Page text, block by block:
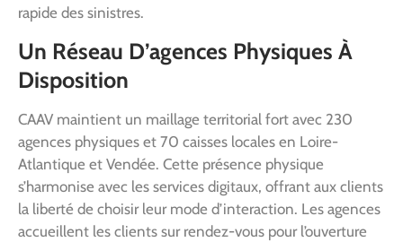
rapide des sinistres.
Un Réseau D’agences Physiques À
Disposition
CAAV maintient un maillage territorial fort avec 230
agences physiques et 70 caisses locales en Loire-
Atlantique et Vendée. Cette présence physique
s’harmonise avec les services digitaux, offrant aux clients
la liberté de choisir leur mode d’interaction. Les agences
accueillent les clients sur rendez-vous pour l’ouverture